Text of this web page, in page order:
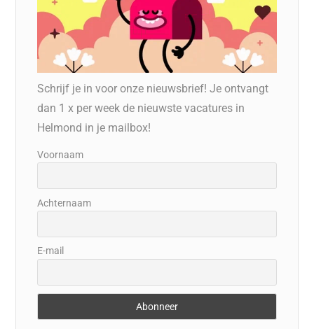
Schrijf je in voor onze nieuwsbrief! Je ontvangt
dan 1 x per week de nieuwste vacatures in
Helmond in je mailbox!
Voornaam
Achternaam
E-mail